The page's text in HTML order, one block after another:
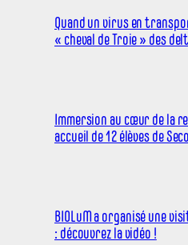
Quand un virus en
« cheval de Troie » des
Immersion au cœur de la
accueil de 12 élèves de
BIOLuM a organisé une
: découvrez la vidéo !